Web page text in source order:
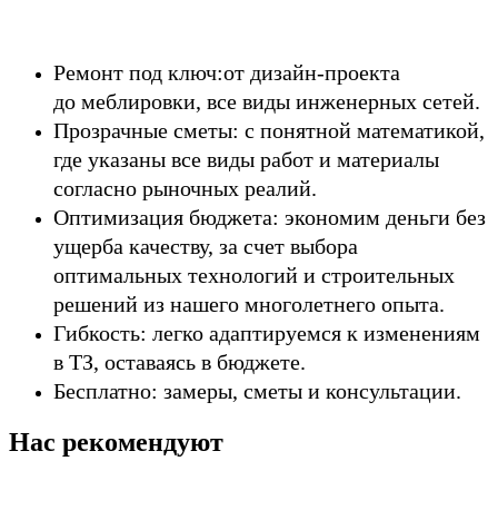
Ремонт под ключ:от дизайн-проекта
до меблировки, все виды инженерных сетей.
Прозрачные сметы: с понятной математикой,
где указаны все виды работ и материалы
согласно рыночных реалий.
Оптимизация бюджета: экономим деньги без
ущерба качеству, за счет выбора
оптимальных технологий и строительных
решений из нашего многолетнего опыта.
Гибкость: легко адаптируемся к изменениям
в ТЗ, оставаясь в бюджете.
Бесплатно: замеры, сметы и консультации.
Нас рекомендуют